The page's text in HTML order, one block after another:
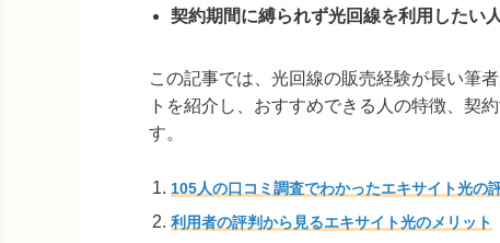
契約期間に縛られず光回線を利用したい人
この記事では、光回線の販売経験が長い筆
トを紹介し、おすすめできる人の特徴、契
す。
105人の口コミ調査でわかったエキサイト光の
利用者の評判から見るエキサイト光のメリット